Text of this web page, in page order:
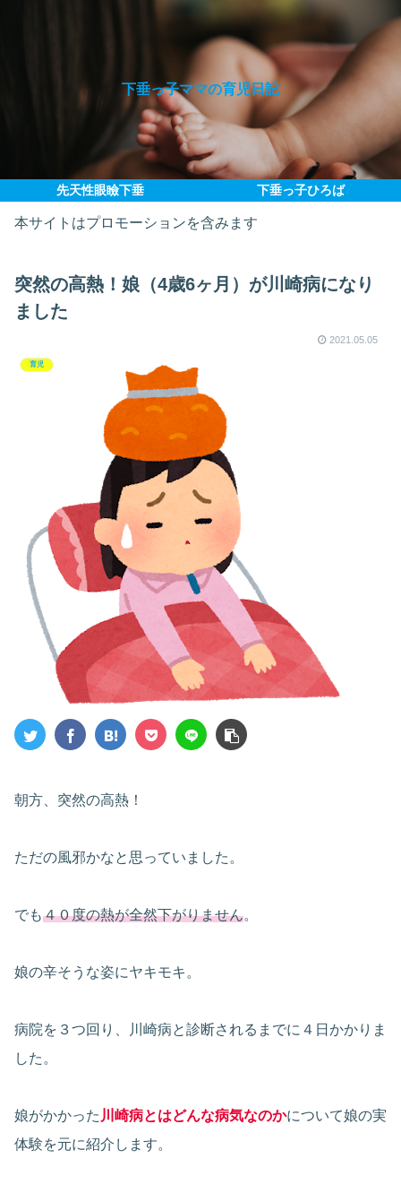
下垂っ子ママの育児日記
先天性眼瞼下垂 下垂っ子ひろば
本サイトはプロモーションを含みます
突然の高熱！娘（4歳6ヶ月）が川崎病になり
ました
2021.05.05
育児
朝方、突然の高熱！
ただの風邪かなと思っていました。
でも４０度の熱が全然下がりません。
娘の辛そうな姿にヤキモキ。
病院を３つ回り、川崎病と診断されるまでに４日かかりま
した。
娘がかかった 川崎病とはどんな病気なのかについて娘の実
体験を元に紹介します。